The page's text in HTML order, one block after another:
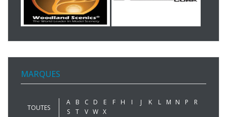
MARQUES
TOUTES
A B C D E F H I J K L M N P
R
S
T V W X